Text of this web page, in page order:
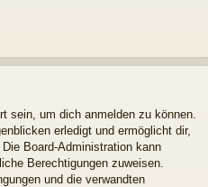
sein, um dich anmelden zu können.
erledigt und ermöglicht dir,
Board-Administration kann
Berechtigungen zuweisen.
und die verwandten